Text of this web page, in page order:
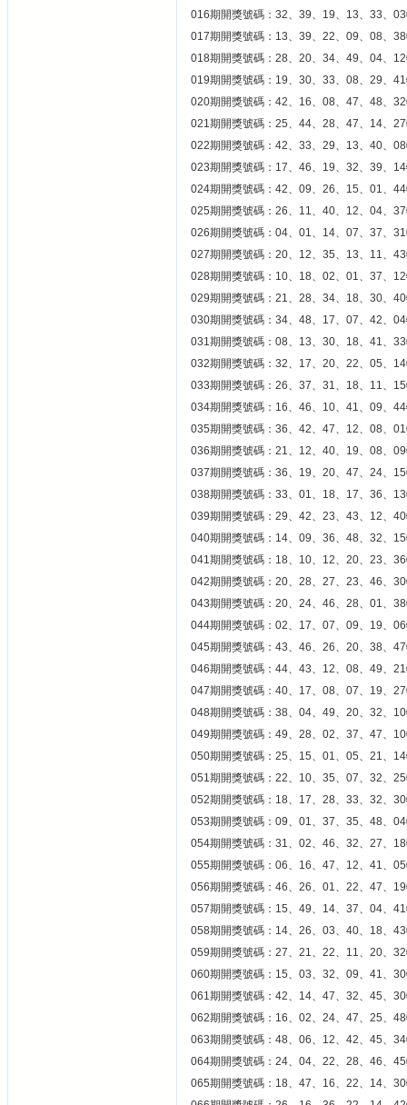
016期開獎號碼：32、39、19、13、33、
017期開獎號碼：13、39、22、09、08、
018期開獎號碼：28、20、34、49、04、
019期開獎號碼：19、30、33、08、29、
020期開獎號碼：42、16、08、47、48、
021期開獎號碼：25、44、28、47、14、
022期開獎號碼：42、33、29、13、40、
023期開獎號碼：17、46、19、32、39、
024期開獎號碼：42、09、26、15、01、
025期開獎號碼：26、11、40、12、04、
026期開獎號碼：04、01、14、07、37、
027期開獎號碼：20、12、35、13、11、
028期開獎號碼：10、18、02、01、37、
029期開獎號碼：21、28、34、18、30、
030期開獎號碼：34、48、17、07、42、
031期開獎號碼：08、13、30、18、41、
032期開獎號碼：32、17、20、22、05、
033期開獎號碼：26、37、31、18、11、
034期開獎號碼：16、46、10、41、09、
035期開獎號碼：36、42、47、12、08、
036期開獎號碼：21、12、40、19、08、
037期開獎號碼：36、19、20、47、24、
038期開獎號碼：33、01、18、17、36、
039期開獎號碼：29、42、23、43、12、
040期開獎號碼：14、09、36、48、32、
041期開獎號碼：18、10、12、20、23、
042期開獎號碼：20、28、27、23、46、
043期開獎號碼：20、24、46、28、01、
044期開獎號碼：02、17、07、09、19、
045期開獎號碼：43、46、26、20、38、
046期開獎號碼：44、43、12、08、49、
047期開獎號碼：40、17、08、07、19、
048期開獎號碼：38、04、49、20、32、
049期開獎號碼：49、28、02、37、47、
050期開獎號碼：25、15、01、05、21、
051期開獎號碼：22、10、35、07、32、
052期開獎號碼：18、17、28、33、32、
053期開獎號碼：09、01、37、35、48、
054期開獎號碼：31、02、46、32、27、
055期開獎號碼：06、16、47、12、41、
056期開獎號碼：46、26、01、22、47、
057期開獎號碼：15、49、14、37、04、
058期開獎號碼：14、26、03、40、18、
059期開獎號碼：27、21、22、11、20、
060期開獎號碼：15、03、32、09、41、
061期開獎號碼：42、14、47、32、45、
062期開獎號碼：16、02、24、47、25、
063期開獎號碼：48、06、12、42、45、
064期開獎號碼：24、04、22、28、46、
065期開獎號碼：18、47、16、22、14、